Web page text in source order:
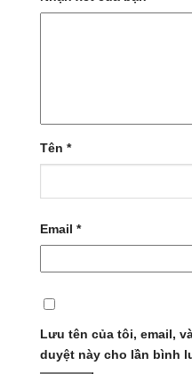
Tên *
Email *
Lưu tên của tôi, email,
duyệt này cho lần bình